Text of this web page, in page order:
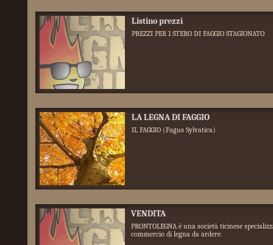
Listino prezzi
PREZZI PER 1 STERO DI FAGGIO STAGIONATO
LA LEGNA DI FAGGIO
IL FAGGIO (Fagus Sylvatica)
VENDITA
PRONTOLEGNA é una società ticinese
commercio di legna da ardere.